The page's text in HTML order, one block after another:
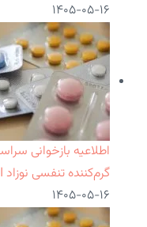
۱۴۰۵-۰۵-۱۶
گرم‌کننده تنفسی نوزاد Hudson RCI: چه باید دانست؟
۱۴۰۵-۰۵-۱۶